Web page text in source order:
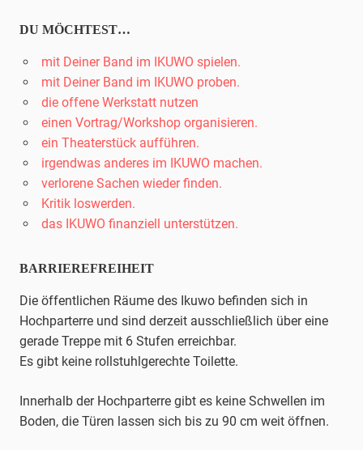
DU MÖCHTEST…
mit Deiner Band im IKUWO spielen.
mit Deiner Band im IKUWO proben.
die offene Werkstatt nutzen
einen Vortrag/Workshop organisieren.
ein Theaterstück aufführen.
irgendwas anderes im IKUWO machen.
verlorene Sachen wieder finden.
Kritik loswerden.
das IKUWO finanziell unterstützen.
BARRIEREFREIHEIT
Die öffentlichen Räume des Ikuwo befinden sich in
Hochparterre und sind derzeit ausschließlich über eine
gerade Treppe mit 6 Stufen erreichbar.
Es gibt keine rollstuhlgerechte Toilette.
Innerhalb der Hochparterre gibt es keine Schwellen im
Boden, die Türen lassen sich bis zu 90 cm weit öffnen.